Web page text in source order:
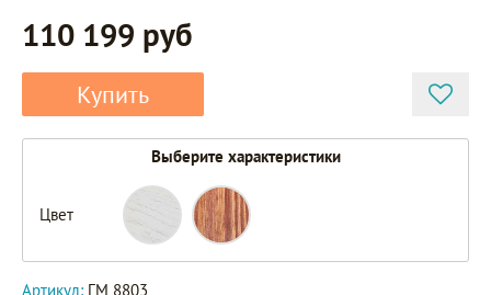
110 199 руб
Купить
Выберите характеристики
Цвет
Артикул: ГМ 8803